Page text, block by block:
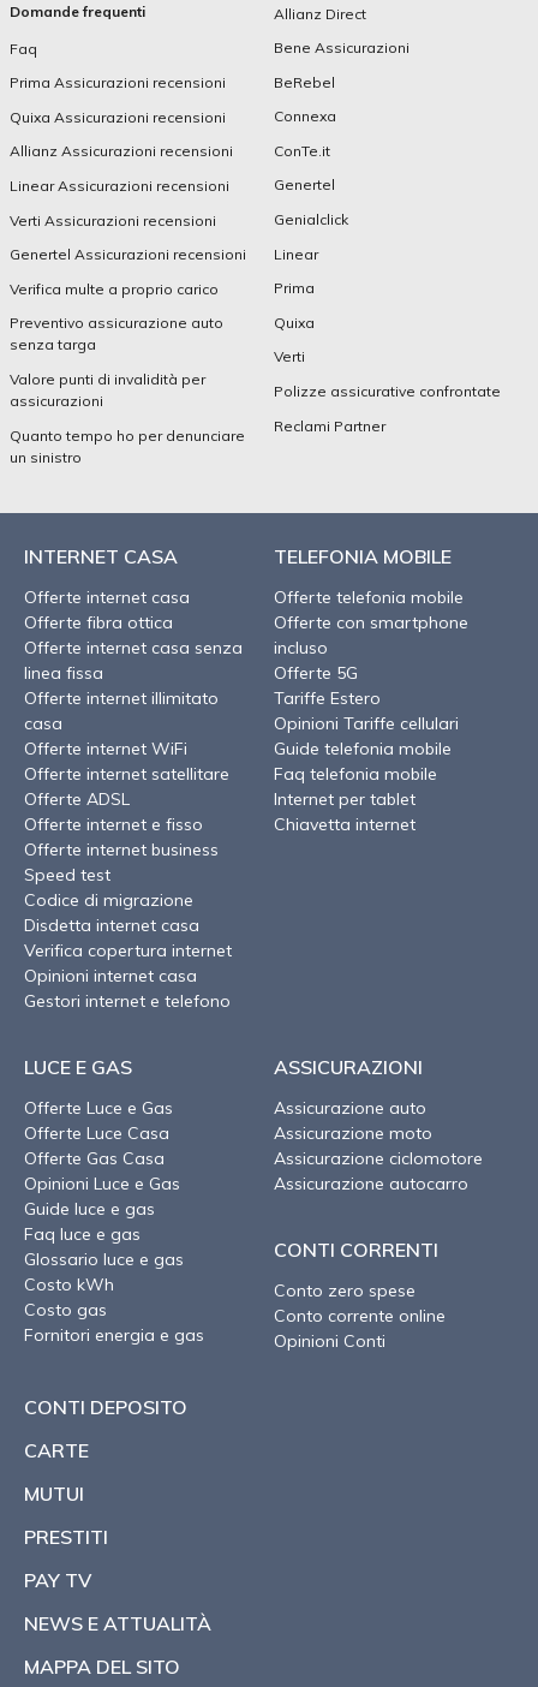
Domande frequenti
Faq
Prima Assicurazioni recensioni
Quixa Assicurazioni recensioni
Allianz Assicurazioni recensioni
Linear Assicurazioni recensioni
Verti Assicurazioni recensioni
Genertel Assicurazioni recensioni
Verifica multe a proprio carico
Preventivo assicurazione auto
senza targa
Valore punti di invalidità per
assicurazioni
Quanto tempo ho per denunciare
un sinistro
Allianz Direct
Bene Assicurazioni
BeRebel
Connexa
ConTe.it
Genertel
Genialclick
Linear
Prima
Quixa
Verti
Polizze assicurative confrontate
Reclami Partner
INTERNET CASA
Offerte internet casa
Offerte fibra ottica
Offerte internet casa senza
linea fissa
Offerte internet illimitato
casa
Offerte internet WiFi
Offerte internet satellitare
Offerte ADSL
Offerte internet e fisso
Offerte internet business
Speed test
Codice di migrazione
Disdetta internet casa
Verifica copertura internet
Opinioni internet casa
Gestori internet e telefono
TELEFONIA MOBILE
Offerte telefonia mobile
Offerte con smartphone
incluso
Offerte 5G
Tariffe Estero
Opinioni Tariffe cellulari
Guide telefonia mobile
Faq telefonia mobile
Internet per tablet
Chiavetta internet
LUCE E GAS
Offerte Luce e Gas
Offerte Luce Casa
Offerte Gas Casa
Opinioni Luce e Gas
Guide luce e gas
Faq luce e gas
Glossario luce e gas
Costo kWh
Costo gas
Fornitori energia e gas
ASSICURAZIONI
Assicurazione auto
Assicurazione moto
Assicurazione ciclomotore
Assicurazione autocarro
CONTI CORRENTI
Conto zero spese
Conto corrente online
Opinioni Conti
CONTI DEPOSITO
CARTE
MUTUI
PRESTITI
PAY TV
NEWS E ATTUALITÀ
MAPPA DEL SITO